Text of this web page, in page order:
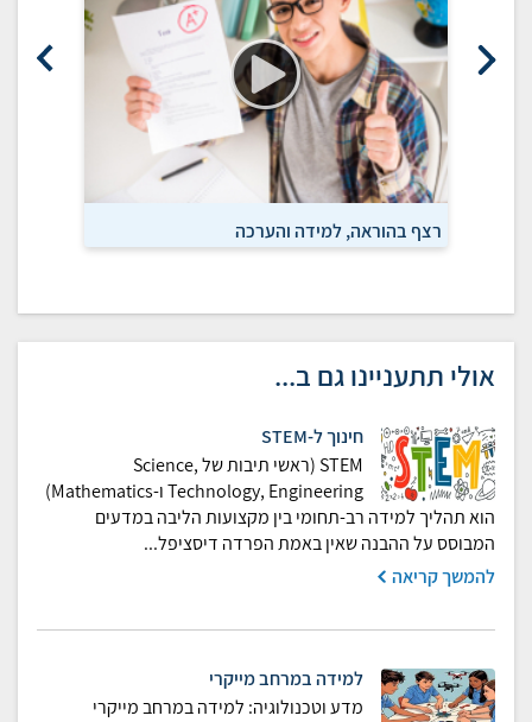
רצף בהוראה, למידה והערכה
אולי תתעניינו גם ב...
חינוך ל-STEM
STEM (ראשי תיבות של Science,
Technology, Engineering ו-Mathematics)
הוא תהליך למידה רב-תחומי בין מקצועות הליבה במדעים
המבוסס על ההבנה שאין באמת הפרדה דיסציפל...
להמשך קריאה
למידה במרחב מייקרי
מדע וטכנולוגיה: למידה במרחב מייקרי